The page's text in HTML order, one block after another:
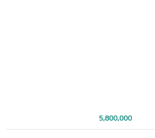
5,800,000